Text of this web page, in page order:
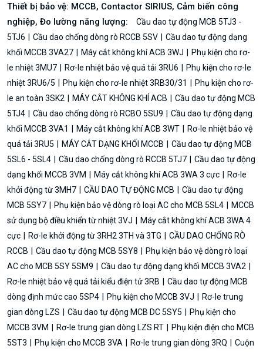
Thiết bị bảo vệ: MCCB, Contactor SIRIUS, Cảm biến công
nghiệp, Đo lường năng lượng:
Cầu dao tự động MCB 5TJ3 -
5TJ6
Cầu dao chống dòng rò RCCB 5SV
Cầu dao tự động dạng
khối MCCB 3VA27
Máy cắt không khí ACB 3WJ
Phụ kiện cho rơ-
le nhiệt 3MU7
Rơ-le nhiệt bảo vệ quá tải 3RU6
Phụ kiện cho rơ-le
nhiệt 3RU6/5
Phụ kiện cho rơ-le nhiệt 3RB30/31
Phụ kiện cho rơ-
le an toàn 3SK2
MÁY CẮT KHÔNG KHÍ ACB
Cầu dao tự động MCB
5TJ4
Cầu dao chống dòng rò RCBO 5SU9
Cầu dao tự động dạng
khối MCCB 3VA1
Máy cắt không khí ACB 3WT
Rơ-le nhiệt bảo vệ
quá tải 3RU5
MÁY CẮT DẠNG KHỐI MCCB
Cầu dao tự động MCB
5SL6 - 5SL4
Cầu dao chống dòng rò RCCB 5TJ7
Cầu dao tự động
dạng khối MCCB 3VM
Máy cắt không khí ACB 3WA 3 cực
Rơ-le
khởi động từ 3MH7
CẦU DAO TỰ ĐỘNG MCB
Cầu dao tự động
MCB 5SY7
Phụ kiện bảo vệ dòng rò loại AC cho MCB 5SL4
MCCB
sử dụng bộ điều khiển từ nhiệt 3VJ
Máy cắt không khí ACB 3WA 4
cực
Rơ-le khởi động từ 3RH2 3TH và 3TG
CẦU DAO CHỐNG RÒ
RCCB
Cầu dao tự động MCB 5SY8
Phụ kiện bảo vệ dòng rò loại
AC cho MCB 5SY 5SM9
Cầu dao tự động dạng khối MCCB 3VA2
Rơ-le nhiệt bảo vệ quá tải kiểu điện tử 3RB
Cầu dao tự động MCB
dòng định mức cao 5SP4
Phụ kiện cho MCCB 3VJ
Rơ-le trung
gian dòng LZS
Cầu dao tự động MCB DC 5SY5
Phụ kiện cho
MCCB 3VM
Rơ-le trung gian dòng LZS RT
Phụ kiện điện cho MCB
5ST3
Phụ kiện cho MCCB 3VA Rơ-le trung gian dòng 3RQ
Cuộn